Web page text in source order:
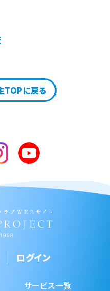
TOPに戻る
ログイン
サービス一覧